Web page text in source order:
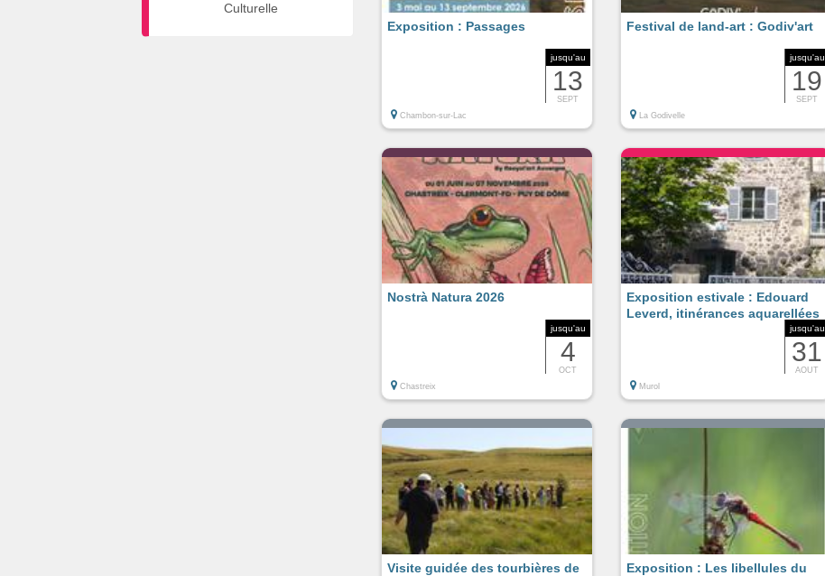
Culturelle
jusqu'au
13
SEPT
Exposition : Passages
Chambon-sur-Lac
jusqu'au
19
SEPT
Festival de land-art : Godiv'art
La Godivelle
jusqu'au
4
OCT
Nostrà Natura 2026
Chastreix
jusqu'au
31
AOUT
Exposition estivale : Edouard
Leverd, itinérances aquarellées
Murol
Visite guidée des tourbières de
Exposition : Les libellules du